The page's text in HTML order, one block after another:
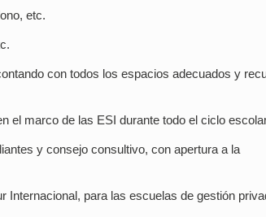
etc.
con todos los espacios adecuados y
el marco de las ESI durante todo el ciclo
y consejo consultivo, con apertura a la
para las escuelas de gestión